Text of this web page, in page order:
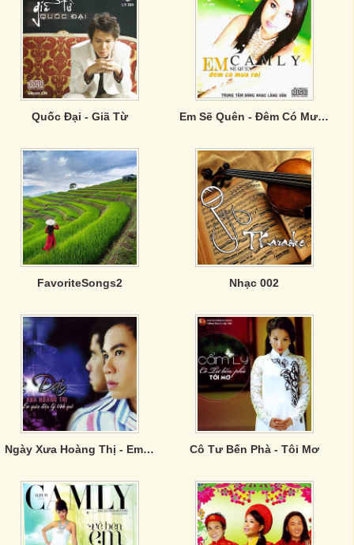
Quốc Đại - Giã Từ Em Sẽ Quên - Đêm Có Mưa Rơi
FavoriteSongs2 Nhạc 002
Ngày Xưa Hoàng Thị - Em Quên Điệu Lý Tình Quê Cô Tư Bến Phà - Tôi Mơ